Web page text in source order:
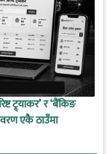
ट्र्याकर’ र ‘बैंकिङ
एकै ठाउँमा